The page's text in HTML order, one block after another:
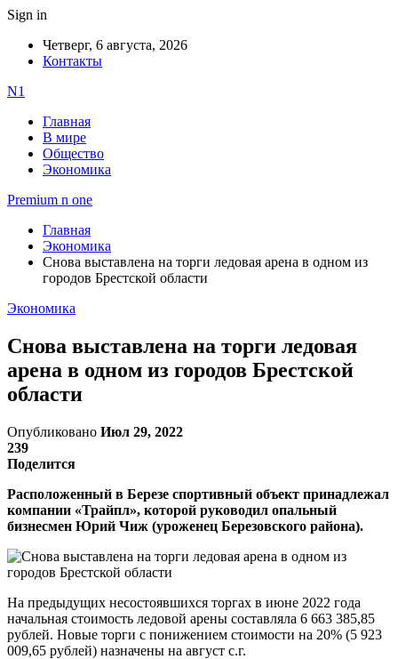
Sign in
Четверг, 6 августа, 2026
Контакты
N1
Главная
В мире
Общество
Экономика
Premium n one
Главная
Экономика
Снова выставлена на торги ледовая арена в одном из
городов Брестской области
Экономика
Снова выставлена на торги ледовая
арена в одном из городов Брестской
области
Опубликовано Июл 29, 2022
239
Поделится
Расположенный в Березе спортивный объект принадлежал
компании «Трайпл», которой руководил опальный
бизнесмен Юрий Чиж (уроженец Березовского района).
На предыдущих несостоявшихся торгах в июне 2022 года
начальная стоимость ледовой арены составляла 6 663 385,85
рублей. Новые торги с понижением стоимости на 20% (5 923
009,65 рублей) назначены на август с.г.